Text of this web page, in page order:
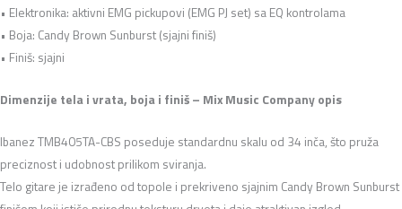
• Elektronika: aktivni EMG pickupovi (EMG PJ set) sa EQ kontrolama
• Boja: Candy Brown Sunburst (sjajni finiš)
• Finiš: sjajni
Dimenzije tela i vrata, boja i finiš – Mix Music Company opis
Ibanez TMB405TA-CBS poseduje standardnu skalu od 34 inča, što pruža
preciznost i udobnost prilikom sviranja.
Telo gitare je izrađeno od topole i prekriveno sjajnim Candy Brown Sunburst